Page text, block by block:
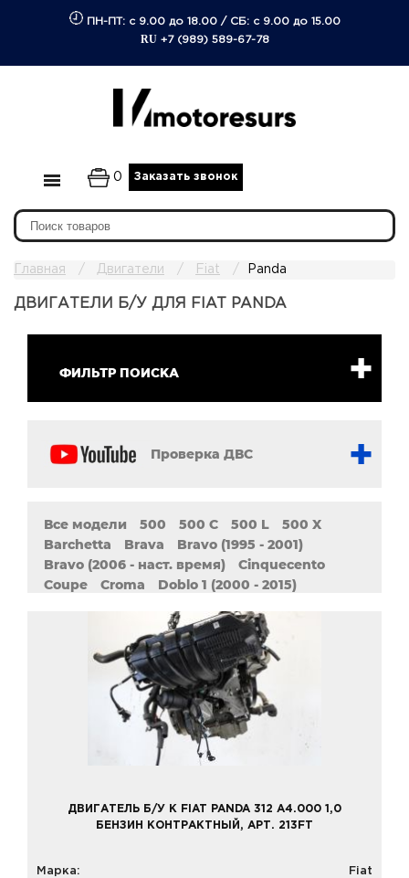
ПН-ПТ: с 9.00 до 18.00/ СБ: с 9.00 до 15.00
RU +7 (989) 589-67-78
0 Заказать звонок
Главная Двигатели Fiat Panda
ДВИГАТЕЛИ Б/У ДЛЯ FIAT PANDA
ФИЛЬТР ПОИСКА
Проверка ДВС
Все модели 500 500 C 500 L
500 X
Barchetta
Brava
Bravo (1995 - 2001)
Bravo (2006 - наст. время)
Cinquecento
Coupe
Croma
Doblo 1 (2000 - 2015)
Grande MAREA Multipla
Punto (1993 - 2000)
Punto (1999 - 2009)
Punto (2005 - наст. время)
Sedici
Stilo Strada Tempra
Ulysse
Uno (2000 - 2010)
Uno (2010 - наст. время)
ДВИГАТЕЛЬ Б/У К FIAT PANDA 312 A4.000 1,0
БЕНЗИН КОНТРАКТНЫЙ, АРТ. 213FT
Марка:
Fiat